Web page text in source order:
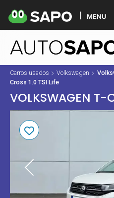
MENU
Carros usados Volkswagen
Cross 1.0 TSI Life
VOLKSWAGEN T-